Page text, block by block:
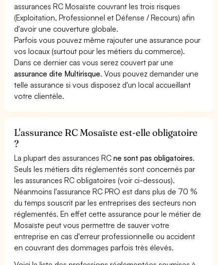
assurances RC Mosaïste couvrant les trois risques
(Exploitation, Professionnel et Défense / Recours) afin
d'avoir une couverture globale.
Parfois vous pouvez même rajouter une assurance pour
vos locaux (surtout pour les métiers du commerce).
Dans ce dernier cas vous serez couvert par une
assurance dite Multirisque. Vous pouvez demander une
telle assurance si vous disposez d'un local accueillant
votre clientèle.
L'assurance RC Mosaïste est-elle obligatoire
?
La plupart des assurances RCne sont pas obligatoires.
Seuls les métiers dits réglementés sont concernés par
les assurances RC obligatoires (voir ci-dessous).
Néanmoins l'assurance RC PRO est dans plus de 70 %
du temps souscrit par les entreprises des secteurs non
réglementés. En effet cette assurance pour le métier de
Mosaïste peut vous permettre de sauver votre
entreprise en cas d'erreur professionnelle ou accident
en couvrant des dommages parfois très élevés.